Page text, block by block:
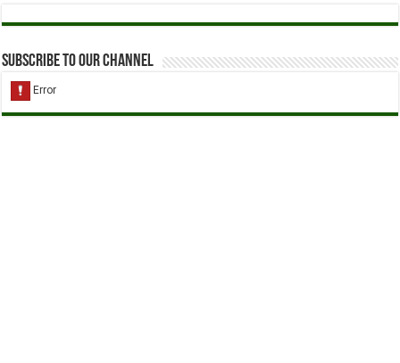
Subscribe to our Channel